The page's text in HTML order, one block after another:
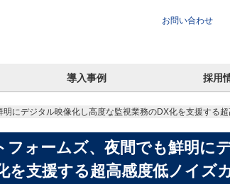
お問い合わせ
導入事例 採用
にデジタル映像化し高度な監視業務のDX化を支援する
フォームズ、夜間でも鮮明に
を支援する超高感度低ノイズ